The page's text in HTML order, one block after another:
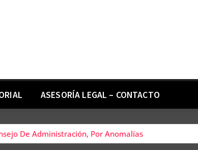
ASESORÍA LEGAL – CONTACTO
De Administración, Por Anomalías